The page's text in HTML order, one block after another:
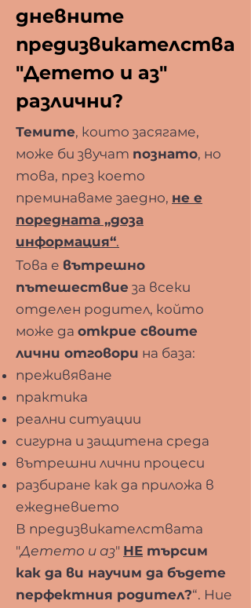
дневните
предизвикателства
"Детето и аз"
различни?
Темите, които засягаме,
може би звучат познато, но
това, през което
преминаваме заедно, не е
поредната „доза
информация“.
Това е вътрешно
пътешествие за всеки
отделен родител, който
може да открие своите
лични отговори на база:
преживяване
практика
реални ситуации
сигурна и защитена среда
вътрешни лични процеси
разбиране как да приложа в
ежедневието
В предизвикателствата
"Детето и аз" НЕ търсим
как да ви научим да бъдете
перфектния родител?“. Ние